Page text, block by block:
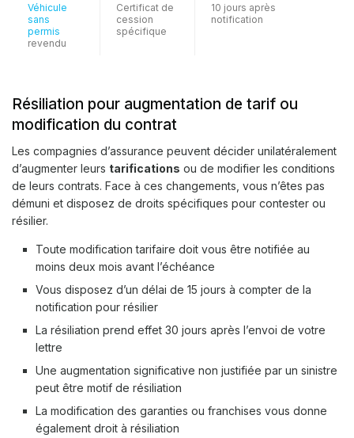
Véhicule
sans
permis
revendu
Certificat de
cession
spécifique
10 jours après
notification
Résiliation pour augmentation de tarif ou
modification du contrat
Les compagnies d’assurance peuvent décider unilatéralement
d’augmenter leurs tarifications ou de modifier les conditions
de leurs contrats. Face à ces changements, vous n’êtes pas
démuni et disposez de droits spécifiques pour contester ou
résilier.
Toute modification tarifaire doit vous être notifiée au
moins deux mois avant l’échéance
Vous disposez d’un délai de 15 jours à compter de la
notification pour résilier
La résiliation prend effet 30 jours après l’envoi de votre
lettre
Une augmentation significative non justifiée par un sinistre
peut être motif de résiliation
La modification des garanties ou franchises vous donne
également droit à résiliation